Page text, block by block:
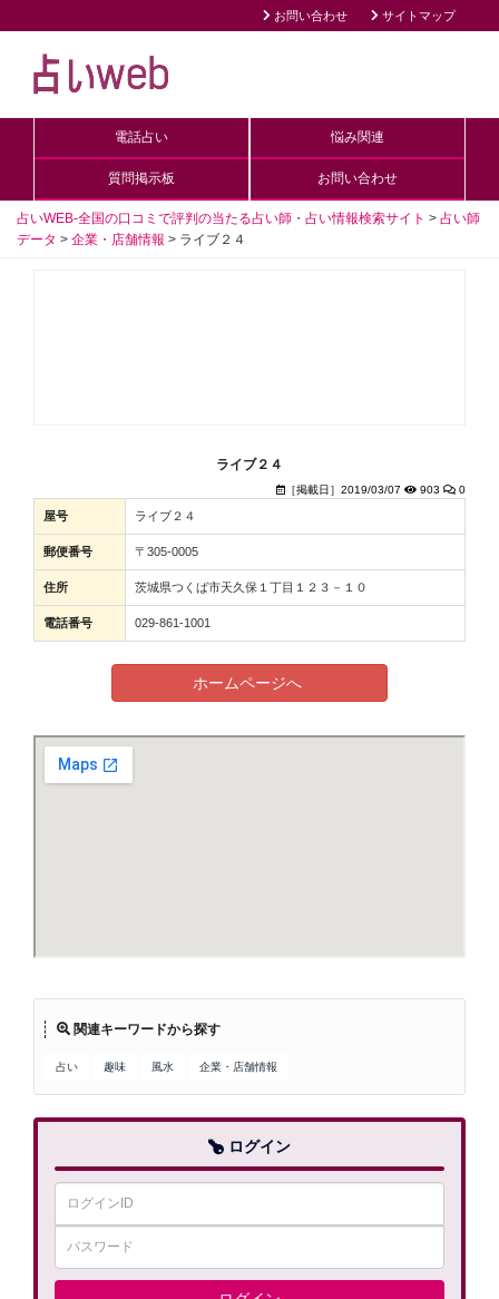
お問い合わせ サイトマップ
電話占い 悩み関連
質問掲示板 お問い合わせ
占いWEB-全国の口コミで評判の当たる占い師・占い情報検索サイト > 占い師
データ > 企業・店舗情報 > ライブ２４
ライブ２４
［掲載日］2019/03/07 903 0
屋号 ライブ２４
郵便番号 〒305-0005
住所 茨城県つくば市天久保１丁目１２３－１０
電話番号 029-861-1001
ホームページへ
関連キーワードから探す
占い 趣味 風水 企業・店舗情報
ログイン